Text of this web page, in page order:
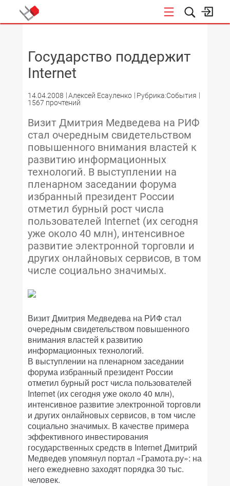
Государство поддержит
Internet
14.04.2008 Алексей Есауленко
Рубрика:События
1567 прочтений
Визит Дмитрия Медведева на РИФ
стал очередным свидетельством
повышенного внимания властей к
развитию информационных
технологий. В выступлении на
пленарном заседании форума
избранный президент России
отметил бурный рост числа
пользователей Internet (их сегодня
уже около 40 млн), интенсивное
развитие электронной торговли и
других онлайновых сервисов, в том
числе социально значимых.
Визит Дмитрия Медведева на РИФ стал
очередным свидетельством повышенного
внимания властей к развитию
информационных технологий.
В выступлении на пленарном заседании
форума избранный президент России
отметил бурный рост числа пользователей
Internet (их сегодня уже около 40 млн),
интенсивное развитие электронной торговли
и других онлайновых сервисов, в том числе
социально значимых. В качестве примера
эффективного инвестирования
государственных средств в Internet Дмитрий
Медведев упомянул портал «Грамота.ру»: на
него ежедневно заходят порядка 30 тыс.
человек.